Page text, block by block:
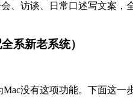
、访谈、日常口述写文案
系新老系统）
没有这项功能。下面这